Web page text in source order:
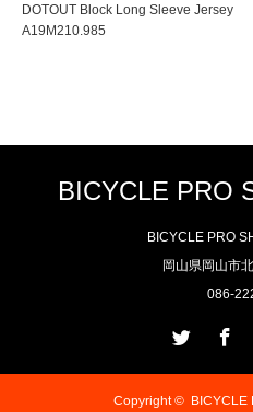
DOTOUT Block Long Sleeve Jersey
A19M210.985
BICYCLE PRO
BICYCLE PRO
岡山県岡山市
086-
Copyright © BICYCLE